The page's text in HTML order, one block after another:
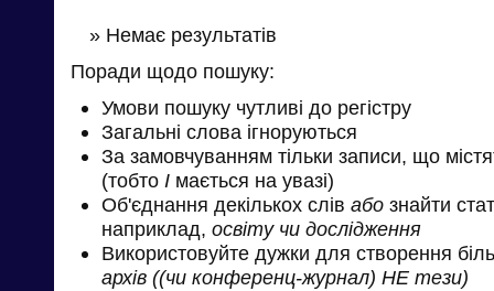
» Немає результатів
Поради щодо пошуку:
Умови пошуку чутливі до регістру
Загальні слова ігноруються
За замовчуванням тільки записи, що
(тобто І мається на увазі)
Об'єднання декількох слів або знайти
наприклад, освіту чи дослідження
Використовуйте дужки для створення
архів ((чи конференц-журнал) НЕ тези)